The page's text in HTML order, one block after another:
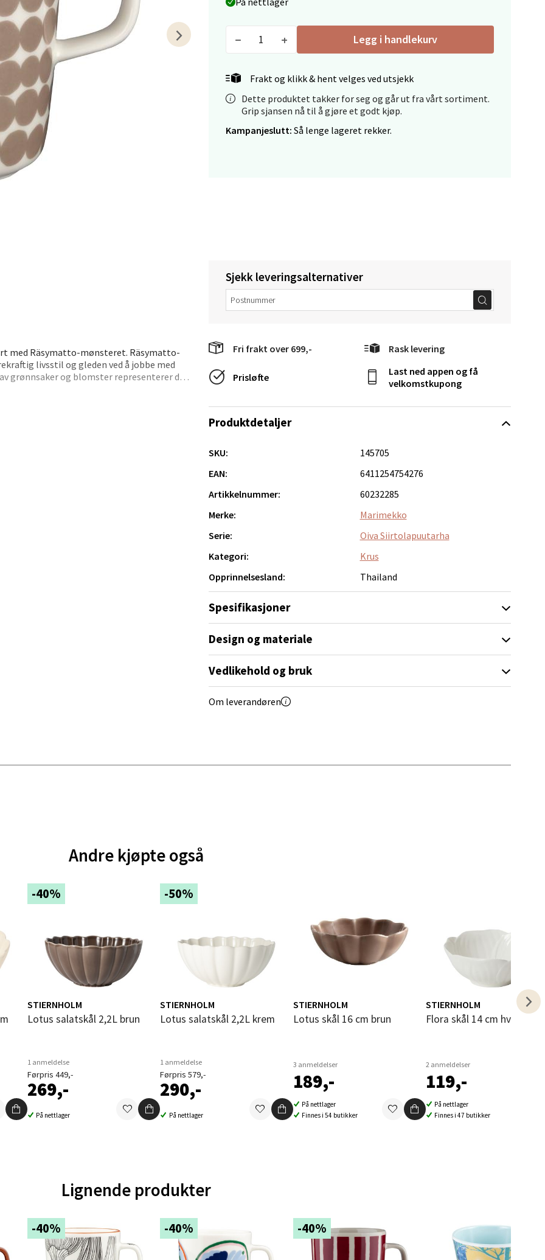
Legg i handlekurv
Frakt og klikk & hent velges ved utsjekk
Dette produktet takker for seg og går ut fra vårt sortiment.
Grip sjansen nå til å gjøre et godt kjøp.
Kampanjeslutt: Så lenge lageret rekker.
med Räsymatto-mønsteret. Räsymatto-
livsstil og gleden ved å jobbe med
grønnsaker og blomster representerer det
Sjekk leveringsalternativer
Fri frakt over 699,- Rask levering
Prisløfte
Last ned appen og få
velkomstkupong
Produktdetaljer
SKU:
145705
EAN:
6411254754276
Artikkelnummer:
60232285
Merke:
Marimekko
Serie:
Oiva Siirtolapuutarha
Kategori:
Krus
Opprinnelsesland:
Thailand
Spesifikasjoner
Design og materiale
Vedlikehold og bruk
Om leverandøren
Andre kjøpte også
-40%
STIERNHOLM
Lotus salatskål 2,2L brun
1 anmeldelse
Førpris 449,-
269,-
På nettlager
-50%
STIERNHOLM
Lotus salatskål 2,2L krem
1 anmeldelse
Førpris 579,-
290,-
På nettlager
STIERNHOLM
Lotus skål 16 cm brun
3 anmeldelser
189,-
På nettlager
Finnes i 54 butikker
STIERNHOLM
Flora skål 14 cm hvit
2 anmeldelser
119,-
På nettlager
Finnes i 47 butikker
Lignende produkter
-40% -40% -40%
- Markens
markensgate 25B, 4611 Kristiansand
09-18
Velg
Linderud
vei 38, 0594 Oslo
10-21
Velg
og Sandnes - Thon Senter
Vel
g
Velg
- Moldetorget
6413 Molde
10-20
1, 8514 Narvik
dag 10-20